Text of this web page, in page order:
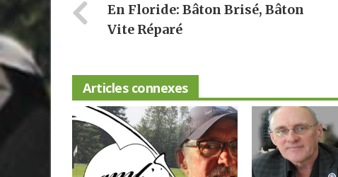
En Floride: Bâton Brisé, Bâton
Vite Réparé
Articles connexes